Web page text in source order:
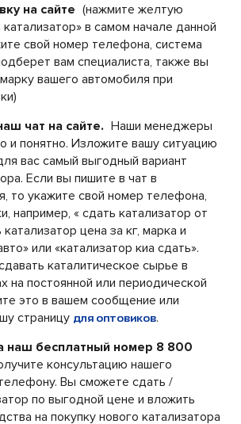
на сайте (нажмите желтую
в самом начале данной
свой номер телефона, система
вам специалиста, также вы
вашего автомобиля при
чат на сайте. Наши менеджеры
и понятно. Изложите вашу ситуацию
вас самый выгодный вариант
Если вы пишите в чат в
то укажите свой номер телефона,
например, « сдать катализатор от
катализатор цена за кг, марка и
или «катализатор киа сдать».
каталитическое сырье в
на постоянной или периодической
это в вашем сообщение или
страницу для оптовиков.
наш бесплатный номер 8 800
консультацию нашего
Вы сможете сдать /
по выгодной цене и вложить
на покупку нового катализатора